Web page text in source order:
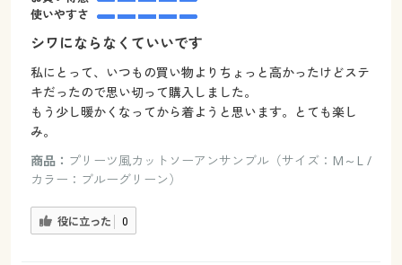
使いやすさ
シワにならなくていいです
私にとって、いつもの買い物よりちょっと高かったけどステ
キだったので思い切って購入しました。
もう少し暖かくなってから着ようと思います。とても楽し
み。
商品： プリーツ風カットソーアンサンブル（サイズ：M～L /
カラー：ブルーグリーン）
役に立った 0